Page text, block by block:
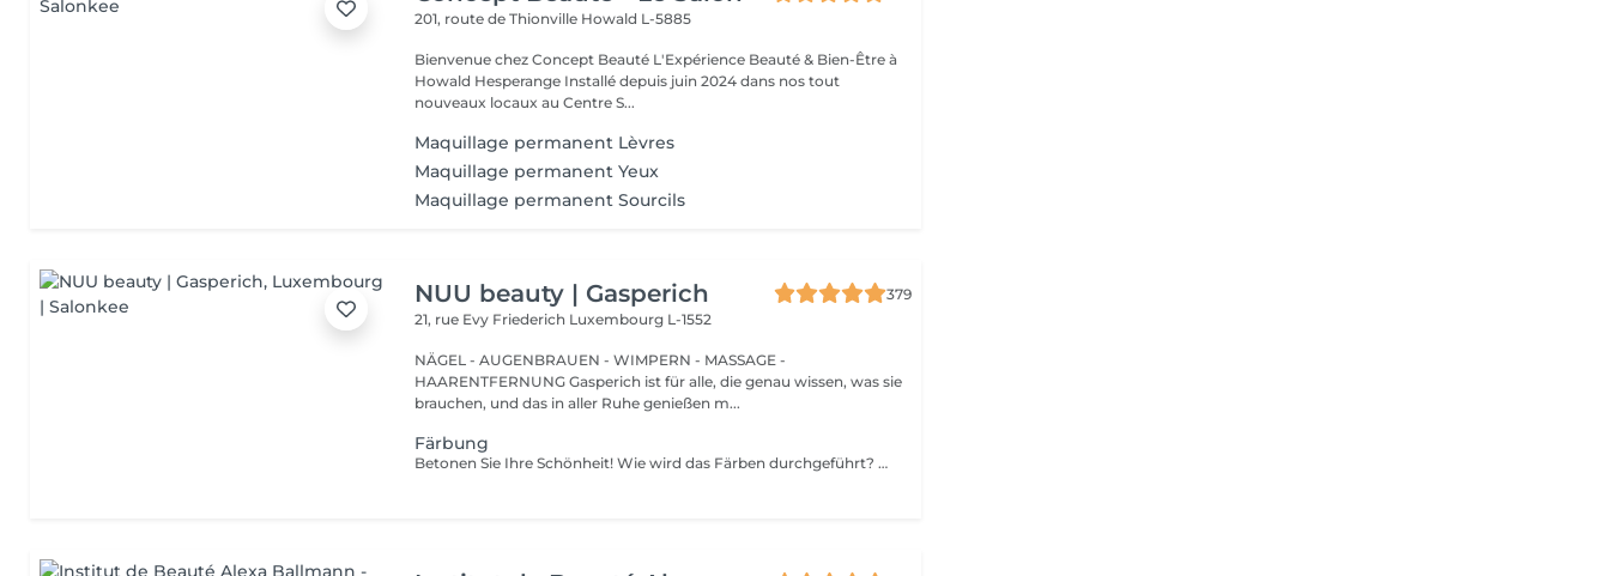
201, route de Thionville Howald L-5885
Bienvenue chez Concept Beauté L'Expérience Beauté & Bien-Être à
Howald Hesperange Installé depuis juin 2024 dans nos tout
nouveaux locaux au Centre S...
Maquillage permanent Lèvres
Maquillage permanent Yeux
Maquillage permanent Sourcils
NUU beauty | Gasperich
379
21, rue Evy Friederich Luxembourg L-1552
NÄGEL - AUGENBRAUEN - WIMPERN - MASSAGE -
HAARENTFERNUNG Gasperich ist für alle, die genau wissen, was sie
brauchen, und das in aller Ruhe genießen m...
Färbung
Betonen Sie Ihre Schönheit! Wie wird das Färben durchgeführt? - Farbe oder Henna wird aufgetragen und 5 Minuten lang belassen. - Überschüssige Farbe wird entfernt. - Antiseptikum und Creme werden aufgetragen. Altersbeschränkungen: empfohlenes Alter ab 14 Jahren. Empfehlungen nach dem Eingriff: Augenbrauen 12 Stunden lang nicht waschen und kein Make-up auftragen. Häufigkeit: einmal in 3 Wochen.